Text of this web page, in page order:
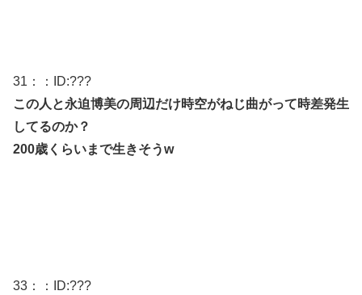
31 ：：ID:???
この人と永迫博美の周辺だけ時空がねじ曲がって時差発生
してるのか？
200歳くらいまで生きそうw
33 ：：ID:???